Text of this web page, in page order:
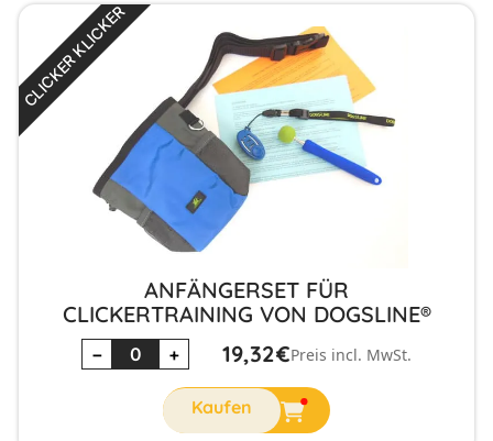
ANFÄNGERSET FÜR
CLICKERTRAINING VON DOGSLINE®
− + 19,32€Preis incl. MwSt.
CLICKER KLICKER